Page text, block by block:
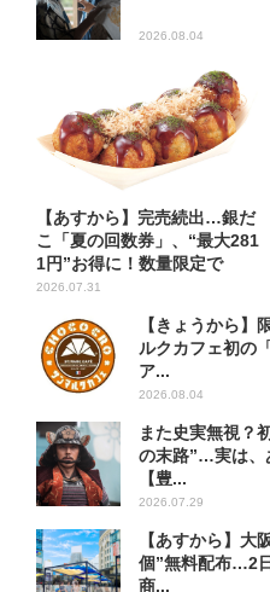
2026.08.04
【あすから】完売続出…銀だ
こ「夏の回数券」、“最大281
1円”お得に！数量限定で
2026.07.31
【きょうから
ルクカフェ初の
ア...
2026.08.04
また史実無視？
の末路”…実は、
【豊...
2026.07.29
【あすから】大
個”無料配布…2
商...